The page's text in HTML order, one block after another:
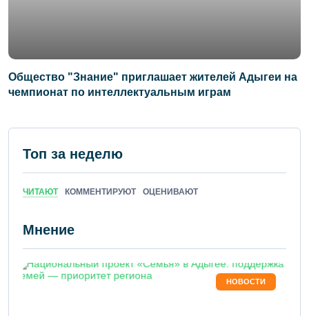
Общество "Знание" приглашает жителей Адыгеи на
чемпионат по интеллектуальным играм
Топ за неделю
ЧИТАЮТ КОММЕНТИРУЮТ ОЦЕНИВАЮТ
Мнение
НОВОСТИ